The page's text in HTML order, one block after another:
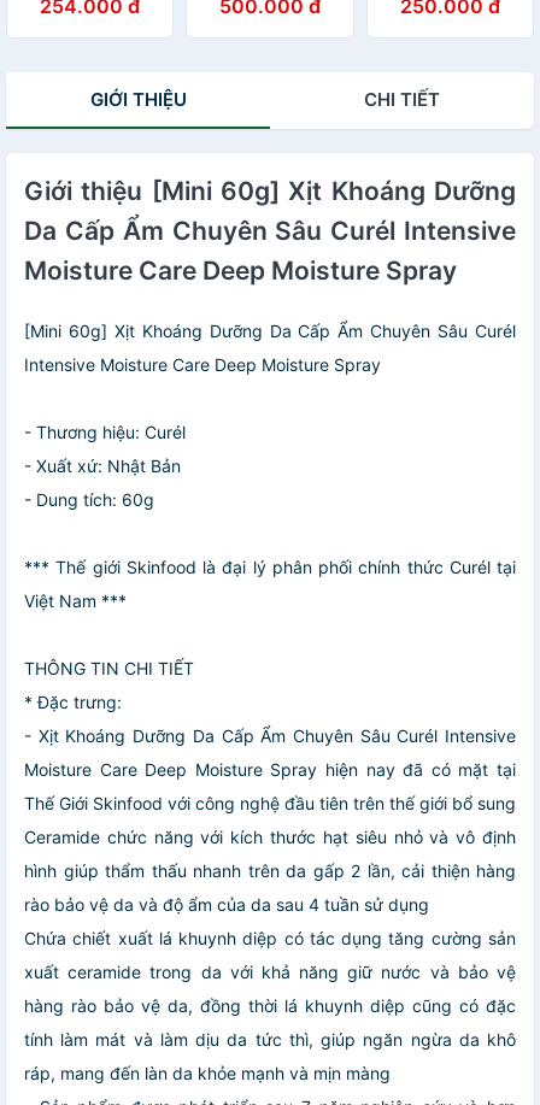
Moisture Spray
60g
254.000 đ
150g
500.000 đ
Deep Spray Cấp
Ẩm Chuyên Sâu
250.000 đ
GIỚI THIỆU CHI TIẾT
Giới thiệu [Mini 60g] Xịt Khoáng Dưỡng
Da Cấp Ẩm Chuyên Sâu Curél Intensive
Moisture Care Deep Moisture Spray
[Mini 60g] Xịt Khoáng Dưỡng Da Cấp Ẩm Chuyên Sâu Curél
Intensive Moisture Care Deep Moisture Spray
- Thương hiệu: Curél
- Xuất xứ: Nhật Bản
- Dung tích: 60g
*** Thế giới Skinfood là đại lý phân phối chính thức Curél tại
Việt Nam ***
THÔNG TIN CHI TIẾT
* Đặc trưng:
- Xịt Khoáng Dưỡng Da Cấp Ẩm Chuyên Sâu Curél Intensive
Moisture Care Deep Moisture Spray hiện nay đã có mặt tại
Thế Giới Skinfood với công nghệ đầu tiên trên thế giới bổ sung
Ceramide chức năng với kích thước hạt siêu nhỏ và vô định
hình giúp thẩm thấu nhanh trên da gấp 2 lần, cải thiện hàng
rào bảo vệ da và độ ẩm của da sau 4 tuần sử dụng
Chứa chiết xuất lá khuynh diệp có tác dụng tăng cường sản
xuất ceramide trong da với khả năng giữ nước và bảo vệ
hàng rào bảo vệ da, đồng thời lá khuynh diệp cũng có đặc
tính làm mát và làm dịu da tức thì, giúp ngăn ngừa da khô
ráp, mang đến làn da khỏe mạnh và mịn màng